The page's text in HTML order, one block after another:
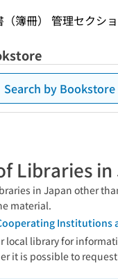
簿冊） 管理セクシ
Search by Bookstore
Libraries in
in Japan other
material.
Institutions
local library for
it is possible to